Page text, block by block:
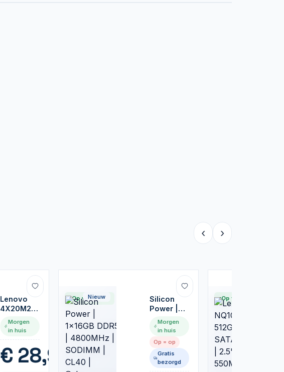
‹ ›
Lenovo
4X20M26272
| USB-C
Notebook
Watt PDP
Morgen
in huis
€ 28,95
Op voorraad
Nieuw
Silicon
Power |
1x16GB
DDR5 |
| SODIMM
| CL40 |
Geheugenmodule
Morgen
in huis
Op = op
Gratis
bezorgd
Op voorraad